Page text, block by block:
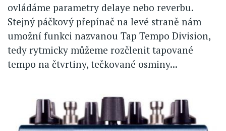
ovládáme parametry delaye nebo reverbu.
Stejný páčkový přepínač na levé straně nám
umožní funkci nazvanou Tap Tempo Division,
tedy rytmicky můžeme rozčlenit tapované
tempo na čtvrtiny, tečkované osminy...